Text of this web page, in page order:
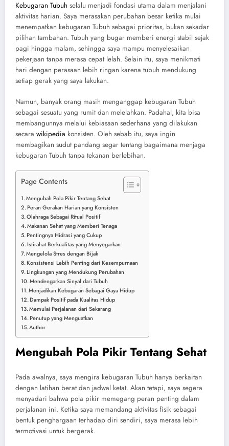
Kebugaran Tubuh selalu menjadi fondasi utama dalam menjalani
aktivitas harian. Saya merasakan perubahan besar ketika mulai
menempatkan kebugaran Tubuh sebagai prioritas, bukan sekadar
pilihan tambahan. Tubuh yang bugar memberi energi stabil sejak
pagi hingga malam, sehingga saya mampu menyelesaikan
pekerjaan tanpa merasa cepat lelah. Selain itu, saya menikmati
hari dengan perasaan lebih ringan karena tubuh mendukung
setiap gerak yang saya lakukan.
Namun, banyak orang masih menganggap kebugaran Tubuh
sebagai sesuatu yang rumit dan melelahkan. Padahal, kita bisa
membangunnya melalui kebiasaan sederhana yang dilakukan
secara wikipedia konsisten. Oleh sebab itu, saya ingin
membagikan sudut pandang segar tentang bagaimana menjaga
kebugaran Tubuh tanpa tekanan berlebihan.
Page Contents
Mengubah Pola Pikir Tentang Sehat
Peran Gerakan Harian yang Konsisten
Olahraga Sebagai Ritual Positif
Makanan Sehat yang Memberi Tenaga
Pentingnya Hidrasi yang Cukup
Istirahat Berkualitas yang Menyegarkan
Mengelola Stres dengan Bijak
Konsistensi Lebih Penting dari Kesempurnaan
Lingkungan yang Mendukung Perubahan
Mendengarkan Sinyal dari Tubuh
Menjadikan Kebugaran Sebagai Gaya Hidup
Dampak Positif pada Kualitas Hidup
Memulai Perjalanan dari Sekarang
Penutup yang Menguatkan
Author
Mengubah Pola Pikir Tentang Sehat
Pada awalnya, saya mengira kebugaran Tubuh hanya berkaitan
dengan latihan berat dan jadwal ketat. Akan tetapi, saya segera
menyadari bahwa pola pikir memegang peran penting dalam
perjalanan ini. Ketika saya memandang aktivitas fisik sebagai
bentuk penghargaan terhadap diri sendiri, saya merasa lebih
termotivasi untuk bergerak.